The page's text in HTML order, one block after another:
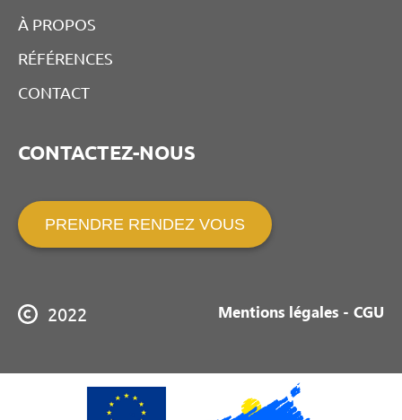
À PROPOS
RÉFÉRENCES
CONTACT
CONTACTEZ-NOUS
PRENDRE RENDEZ VOUS
2022 Mentions légales - CGU